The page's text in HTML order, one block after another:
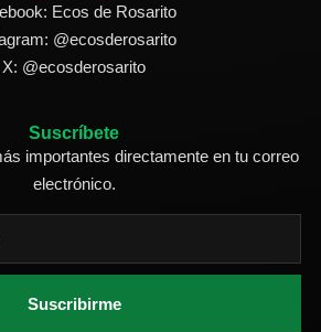
Ecos de Rosarito
@ecosderosarito
X: @ecosderosarito
Suscríbete
importantes directamente en tu correo
electrónico.
Suscribirme